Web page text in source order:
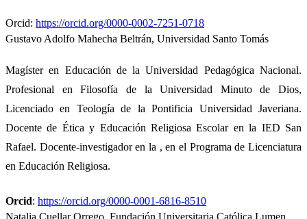
Orcid: https://orcid.org/0000-0002-7251-0718
Gustavo Adolfo Mahecha Beltrán, Universidad Santo Tomás
Magíster en Educación de la Universidad Pedagógica Nacional.
Profesional en Filosofía de la Universidad Minuto de Dios,
Licenciado en Teología de la Pontificia Universidad Javeriana.
Docente de Ética y Educación Religiosa Escolar en la IED San
Rafael. Docente-investigador en la , en el Programa de Licenciatura
en Educación Religiosa.
Orcid: https://orcid.org/0000-0001-6816-8510
Natalia Cuellar Orrego, Fundación Universitaria Católica Lumen